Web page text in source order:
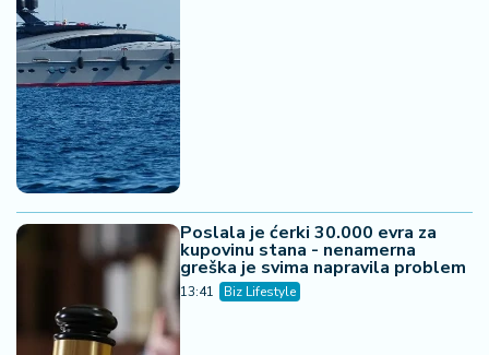
Poslala je ćerki 30.000 evra za
kupovinu stana - nenamerna
greška je svima napravila problem
13:41 Biz Lifestyle